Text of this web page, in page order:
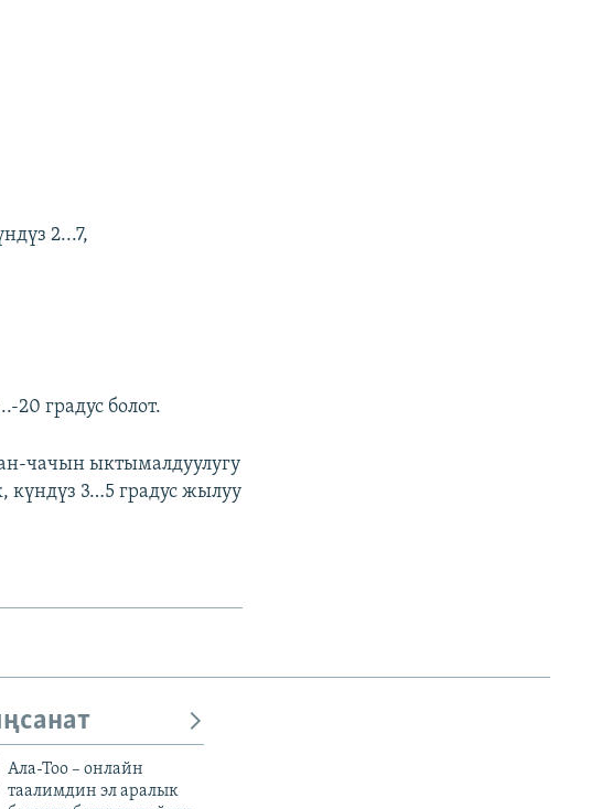
2...7,
20 градус болот.
чачын ыктымалдуулугу
күндүз 3…5 градус жылуу
Ала-Тоо – онлайн
таалимдин эл аралык